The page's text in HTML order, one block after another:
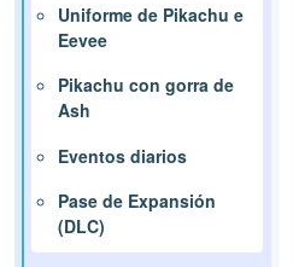
Uniforme de Pikachu e
Eevee
Pikachu con gorra de
Ash
Eventos diarios
Pase de Expansión
(DLC)